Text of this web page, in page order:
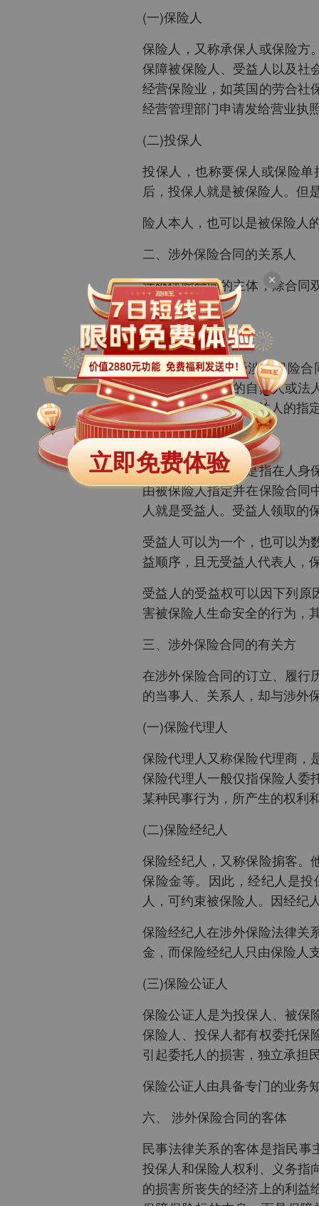
(一)保险人
保险人，又称承保人或保险方
保障被保险人、受益人以及社
经营保险业，如英国的劳合社
经营管理部门申请发给营业执
(二)投保人
投保人，也称要保人或保险
后，投保人就是被保险人。但
险人本人，也可以是被保险人
二、涉外保险合同的关系人
涉外保险合同的主体，除合同
人。
(一)被保险人
被保险人，是指受涉外保险
时，领取保险金的自然人或法
指人寿保险合同中受益人的指
(二)受益人
保险受益人，紧要是指在人身
由被保险人指定并在保险合同
人就是受益人。受益人领取的
受益人可以为一个，也可以为
益顺序，且无受益人代表人，
受益人的受益权可以因下列
害被保险人生命安全的行为，
三、涉外保险合同的有关方
在涉外保险合同的订立、履行
的当事人、关系人，却与涉外
(一)保险代理人
保险代理人又称保险代理商，
保险代理人一般仅指保险人委
某种民事行为，所产生的权利
(二)保险经纪人
保险经纪人，又称保险掮客。
保险金等。因此，经纪人是
人，可约束被保险人。因经纪
保险经纪人在涉外保险法律关
金，而保险经纪人只由保险人
(三)保险公证人
保险公证人是为投保人、被保
保险人、投保人都有权委托保
引起委托人的损害，独立承担
保险公证人由具备专门的业务
六、 涉外保险合同的客体
民事法律关系的客体是指民
投保人和保险人权利、义务指
的损害所丧失的经济上的利益
立即免费体验